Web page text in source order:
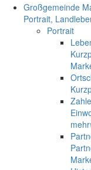
Großgemeinde
Portrait,
Portrait
mehr